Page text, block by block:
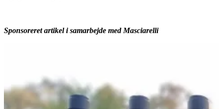
Sponsoreret artikel i samarbejde med Masciarelli